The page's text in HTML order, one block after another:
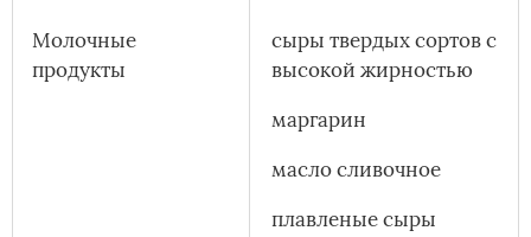
Молочные
продукты
сыры твердых сортов с
высокой жирностью
маргарин
масло сливочное
плавленые сыры